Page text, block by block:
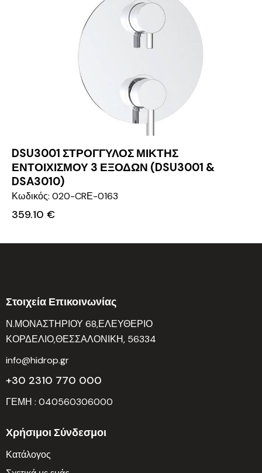
DSU3001 ΣΤΡΟΓΓΥΛΟΣ ΜΙΚΤΗΣ
ΕΝΤΟΙΧΙΣΜΟΥ 3 ΕΞΟΔΩΝ (DSU3001 &
DSA3010)
Κωδικός: 020-CRΕ-0163
359.10 €
Στοιχεία Επικοινωνίας
Ν.ΜΟΝΑΣΤΗΡΙΟΥ 68,ΕΛΕΥΘΕΡΙΟ
ΚΟΡΔΕΛΙΟ,ΘΕΣΣΑΛΟΝΙΚΗ, 56334
info@hidrop.gr
+30 2310 770 000
ΓΕΜΗ : 040560306000
Χρήσιμοι Σύνδεσμοι
Κατάλογος